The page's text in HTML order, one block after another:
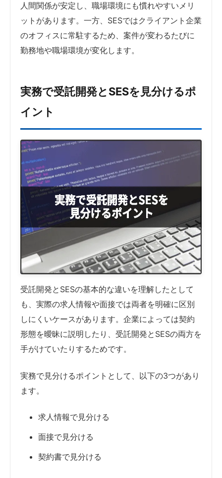
人間関係が安定し、職場環境にも慣れやすいメリ
ットがあります。一方、SESではクライアント企業
のオフィスに常駐するため、案件が変わるたびに
勤務地や職場環境が変化します。
実務で受託開発とSESを見分けるポ
イント
受託開発とSESの基本的な違いを理解したとして
も、実際の求人情報や面接では両者を明確に区別
しにくいケースがあります。企業によっては契約
形態を曖昧に説明したり、受託開発とSESの両方を
手がけていたりするためです。
実務で見分けるポイントとして、以下の3つがあり
ます。
求人情報で見分ける
面接で見分ける
契約書で見分ける